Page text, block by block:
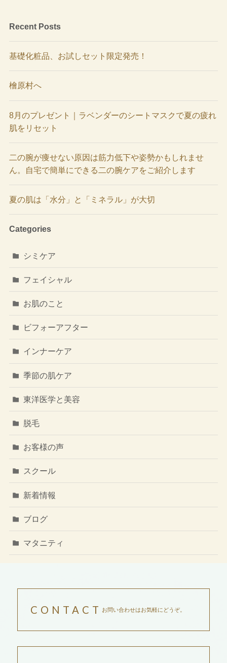
Recent Posts
基礎化粧品、お試しセット限定発売！
檜原村へ
8月のプレゼント｜ラベンダーのシートマスクで夏の疲れ
肌をリセット
二の腕が痩せない原因は筋力低下や姿勢かもしれませ
ん。自宅で簡単にできる二の腕ケアをご紹介します
夏の肌は「水分」と「ミネラル」が大切
Categories
シミケア
フェイシャル
お肌のこと
ビフォーアフター
インナーケア
季節の肌ケア
東洋医学と美容
脱毛
お客様の声
スクール
新着情報
ブログ
マタニティ
CONTACT お問い合わせはお気軽にどうぞ。